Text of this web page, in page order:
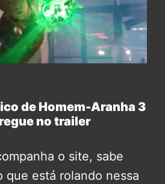
de Homem-Aranha 3
no trailer
o site, sabe
que está rolando nessa